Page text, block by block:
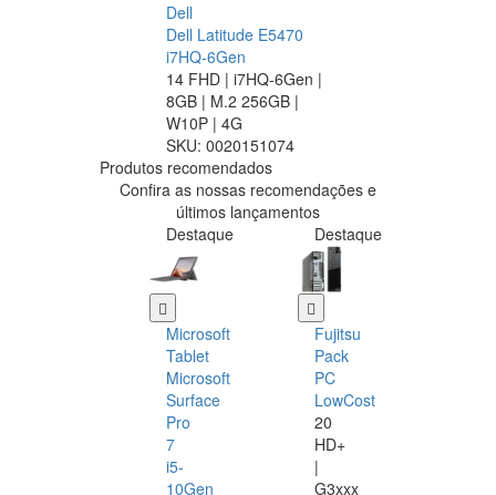
Dell
Dell Latitude E5470
i7HQ-6Gen
14 FHD | i7HQ-6Gen |
8GB | M.2 256GB |
W10P | 4G
SKU: 0020151074
Produtos recomendados
Confira as nossas recomendações e
últimos lançamentos
Destaque
Microsoft
Tablet
Microsoft
Surface
Pro
7
i5-
10Gen
Destaque
Fujitsu
Pack
PC
LowCost
20
HD+
|
G3xxx